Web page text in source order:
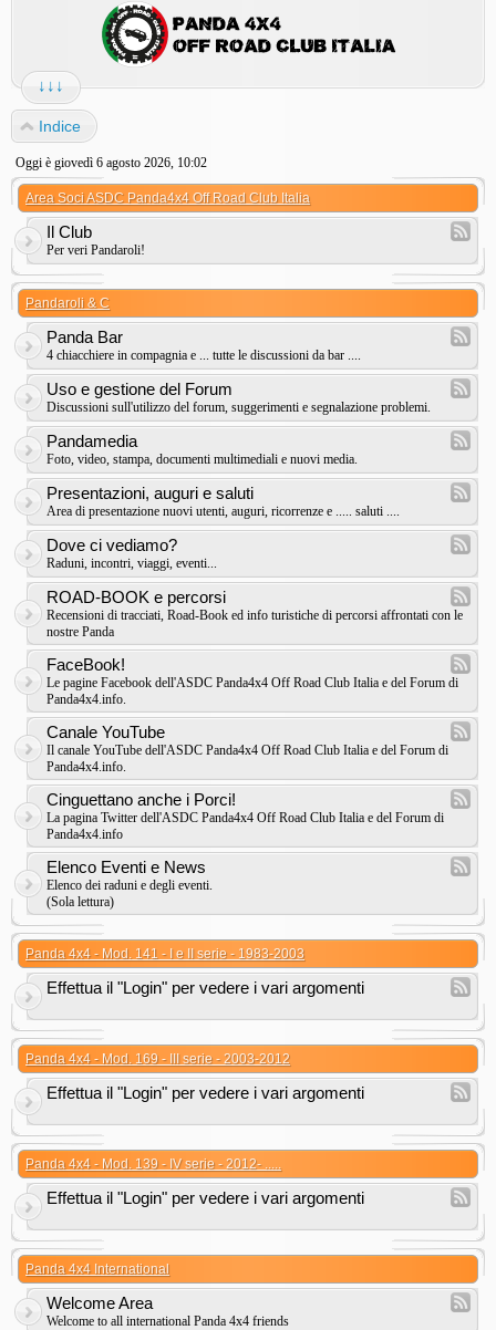
↓↓↓
Indice
Oggi è giovedì 6 agosto 2026, 10:02
Area Soci ASDC Panda4x4 Off Road Club Italia
Il Club
Per veri Pandaroli!
Pandaroli & C
Panda Bar
4 chiacchiere in compagnia e ... tutte le discussioni da bar ....
Uso e gestione del Forum
Discussioni sull'utilizzo del forum, suggerimenti e segnalazione problemi.
Pandamedia
Foto, video, stampa, documenti multimediali e nuovi media.
Presentazioni, auguri e saluti
Area di presentazione nuovi utenti, auguri, ricorrenze e ..... saluti ....
Dove ci vediamo?
Raduni, incontri, viaggi, eventi...
ROAD-BOOK e percorsi
Recensioni di tracciati, Road-Book ed info turistiche di percorsi affrontati con le
nostre Panda
FaceBook!
Le pagine Facebook dell'ASDC Panda4x4 Off Road Club Italia e del Forum di
Panda4x4.info.
Canale YouTube
Il canale YouTube dell'ASDC Panda4x4 Off Road Club Italia e del Forum di
Panda4x4.info.
Cinguettano anche i Porci!
La pagina Twitter dell'ASDC Panda4x4 Off Road Club Italia e del Forum di
Panda4x4.info
Elenco Eventi e News
Elenco dei raduni e degli eventi.
(Sola lettura)
Panda 4x4 - Mod. 141 - I e II serie - 1983-2003
Effettua il "Login" per vedere i vari argomenti
Panda 4x4 - Mod. 169 - III serie - 2003-2012
Effettua il "Login" per vedere i vari argomenti
Panda 4x4 - Mod. 139 - IV serie - 2012- .....
Effettua il "Login" per vedere i vari argomenti
Panda 4x4 International
Welcome Area
Welcome to all international Panda 4x4 friends